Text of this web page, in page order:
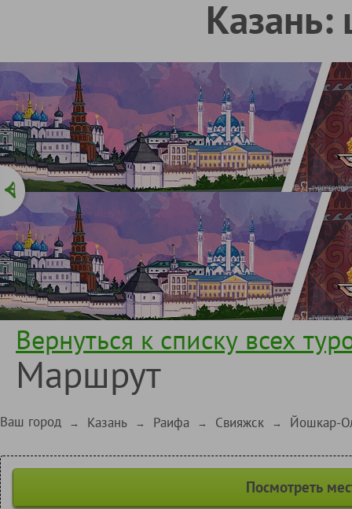
Казань:
Вернуться к списку всех
Маршрут
Ваш город → Казань → Раифа → Свияжск → Йошкар-
Посмотреть